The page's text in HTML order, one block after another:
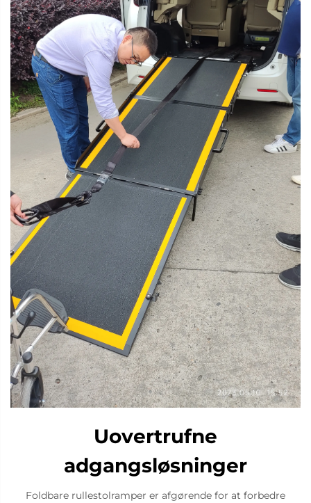
Uovertrufne
adgangsløsninger
Foldbare rullestolramper er afgørende for at forbedre